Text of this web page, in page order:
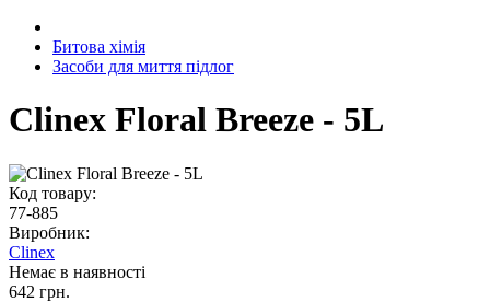
Битова хімія
Засоби для миття підлог
Clinex Floral Breeze - 5L
Код товару:
77-885
Виробник:
Clinex
Немає в наявності
642 грн.